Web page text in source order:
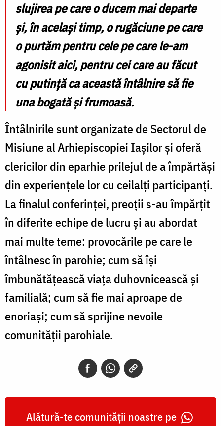
slujirea pe care o ducem mai departe
și, în același timp, o rugăciune pe care
o purtăm pentru cele pe care le-am
agonisit aici, pentru cei care au făcut
cu putință ca această întâlnire să fie
una bogată și frumoasă.
Întâlnirile sunt organizate de Sectorul de
Misiune al Arhiepiscopiei Iașilor și oferă
clericilor din eparhie prilejul de a împărtăși
din experiențele lor cu ceilalți participanți.
La finalul conferinței, preoții s-au împărțit
în diferite echipe de lucru și au abordat
mai multe teme: provocările pe care le
întâlnesc în parohie; cum să își
îmbunătățească viața duhovnicească și
familială; cum să fie mai aproape de
enoriași; cum să sprijine nevoile
comunității parohiale.
Alătură-te comunității noastre pe